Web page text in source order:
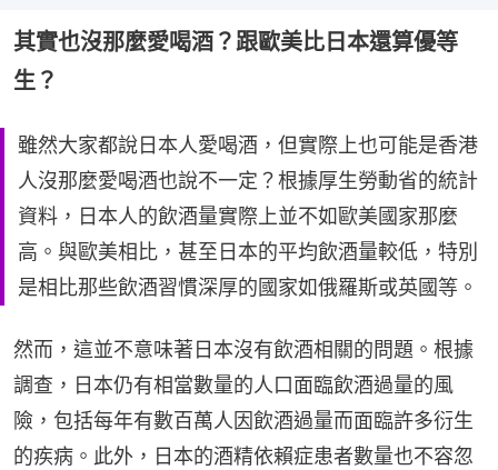
其實也沒那麼愛喝酒？跟歐美比日本還算優等
生？
雖然大家都說日本人愛喝酒，但實際上也可能是香港
人沒那麼愛喝酒也說不一定？根據厚生勞動省的統計
資料，日本人的飲酒量實際上並不如歐美國家那麼
高。與歐美相比，甚至日本的平均飲酒量較低，特別
是相比那些飲酒習慣深厚的國家如俄羅斯或英國等。
然而，這並不意味著日本沒有飲酒相關的問題。根據
調查，日本仍有相當數量的人口面臨飲酒過量的風
險，包括每年有數百萬人因飲酒過量而面臨許多衍生
的疾病。此外，日本的酒精依賴症患者數量也不容忽